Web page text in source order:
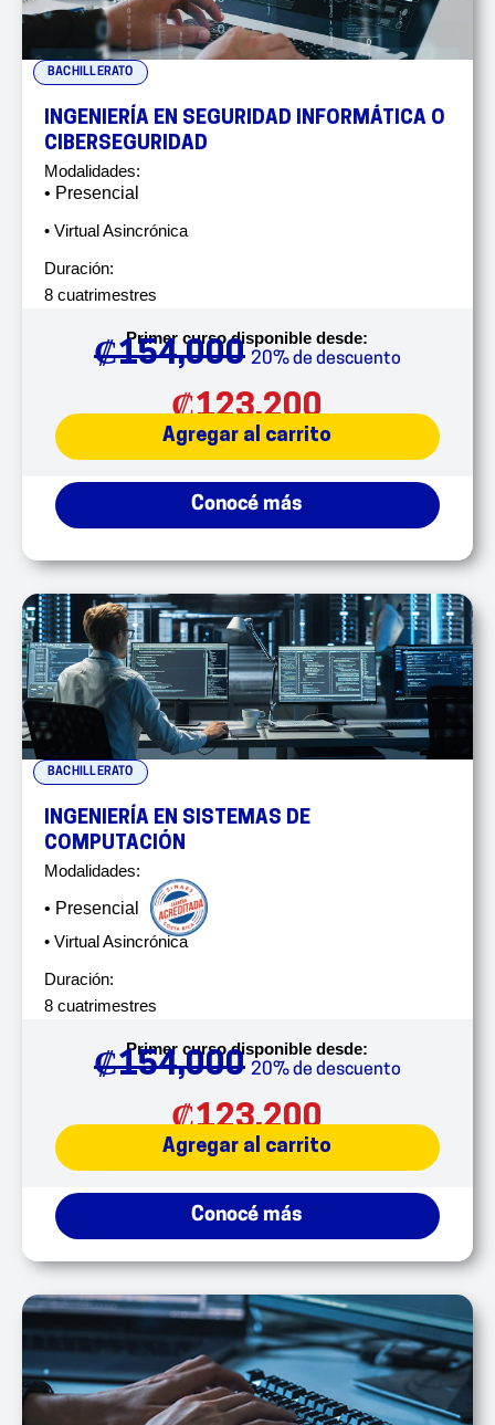
BACHILLERATO
INGENIERÍA EN SEGURIDAD INFORMÁTICA O
CIBERSEGURIDAD
Modalidades:
• Presencial
• Virtual Asincrónica
Duración:
8 cuatrimestres
Primer curso disponible desde:
₡154,000 20% de descuento
₡123,200
Agregar al carrito
Conocé más
BACHILLERATO
INGENIERÍA EN SISTEMAS DE
COMPUTACIÓN
Modalidades:
• Presencial
• Virtual Asincrónica
Duración:
8 cuatrimestres
Primer curso disponible desde:
₡154,000 20% de descuento
₡123,200
Agregar al carrito
Conocé más